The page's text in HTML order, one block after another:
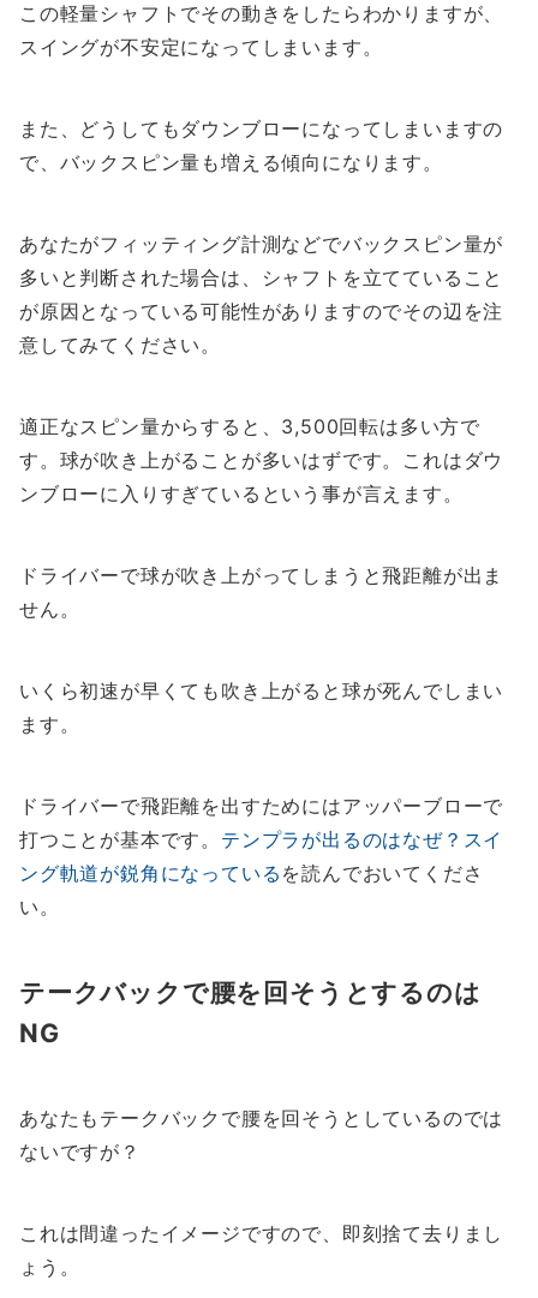
この軽量シャフトでその動きをしたらわかりますが、
スイングが不安定になってしまいます。
また、どうしてもダウンブローになってしまいますの
で、バックスピン量も増える傾向になります。
あなたがフィッティング計測などでバックスピン量が
多いと判断された場合は、シャフトを立てていること
が原因となっている可能性がありますのでその辺を注
意してみてください。
適正なスピン量からすると、3,500回転は多い方で
す。球が吹き上がることが多いはずです。これはダウ
ンブローに入りすぎているという事が言えます。
ドライバーで球が吹き上がってしまうと飛距離が出ま
せん。
いくら初速が早くても吹き上がると球が死んでしまい
ます。
ドライバーで飛距離を出すためにはアッパーブローで
打つことが基本です。 テンプラが出るのはなぜ？スイ
ング軌道が鋭角になっている を読んでおいてくださ
い。
テークバックで腰を回そうとするのは
NG
あなたもテークバックで腰を回そうとしているのでは
ないですが？
これは間違ったイメージですので、即刻捨て去りまし
ょう。